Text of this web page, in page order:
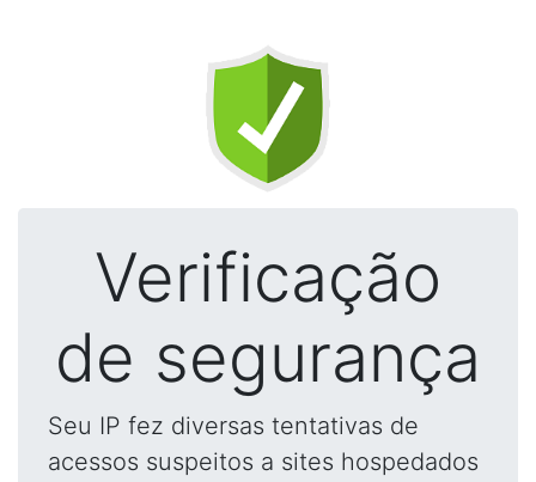
Verificação
de segurança
Seu IP fez diversas tentativas de
acessos suspeitos a sites hospedados